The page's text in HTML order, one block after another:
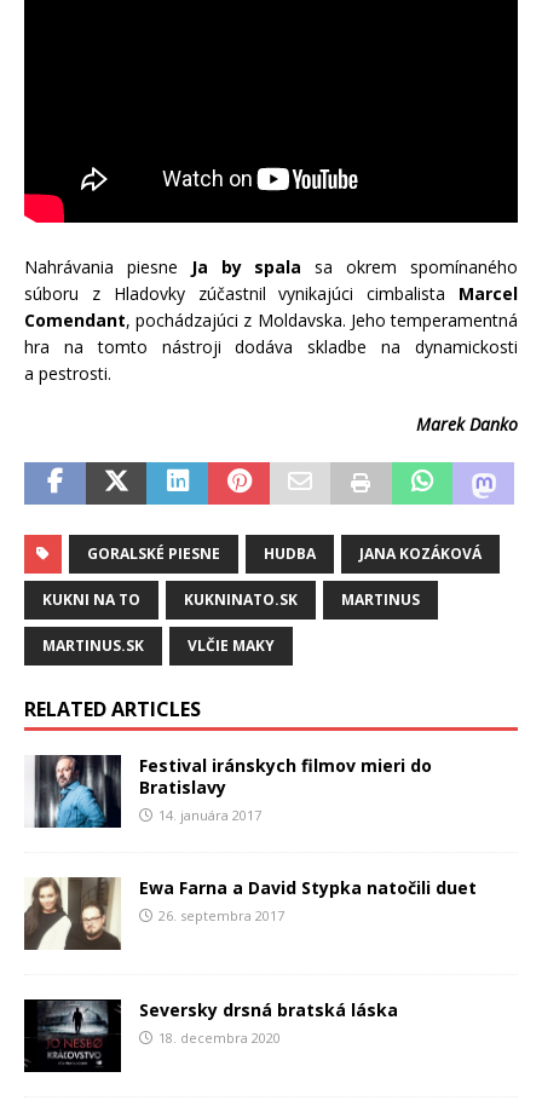
Nahrávania piesne Ja by spala sa okrem spomínaného
súboru z Hladovky zúčastnil vynikajúci cimbalista Marcel
Comendant, pochádzajúci z Moldavska. Jeho temperamentná
hra na tomto nástroji dodáva skladbe na dynamickosti
a pestrosti.
Marek Danko
GORALSKÉ PIESNE HUDBA JANA KOZÁKOVÁ
KUKNI NA TO KUKNINATO.SK MARTINUS
MARTINUS.SK VLČIE MAKY
RELATED ARTICLES
Festival iránskych filmov mieri do
Bratislavy
14. januára 2017
Ewa Farna a David Stypka natočili duet
26. septembra 2017
Seversky drsná bratská láska
18. decembra 2020